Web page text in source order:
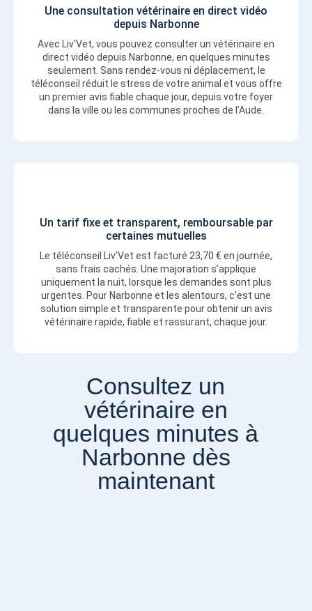
Une consultation vétérinaire en direct vidéo
depuis Narbonne
Avec Liv’Vet, vous pouvez consulter un vétérinaire en
direct vidéo depuis Narbonne, en quelques minutes
seulement. Sans rendez-vous ni déplacement, le
téléconseil réduit le stress de votre animal et vous offre
un premier avis fiable chaque jour, depuis votre foyer
dans la ville ou les communes proches de l’Aude.
Un tarif fixe et transparent, remboursable par
certaines mutuelles
Le téléconseil Liv’Vet est facturé 23,70 € en journée,
sans frais cachés. Une majoration s’applique
uniquement la nuit, lorsque les demandes sont plus
urgentes. Pour Narbonne et les alentours, c’est une
solution simple et transparente pour obtenir un avis
vétérinaire rapide, fiable et rassurant, chaque jour.
Consultez un
vétérinaire en
quelques minutes à
Narbonne dès
maintenant